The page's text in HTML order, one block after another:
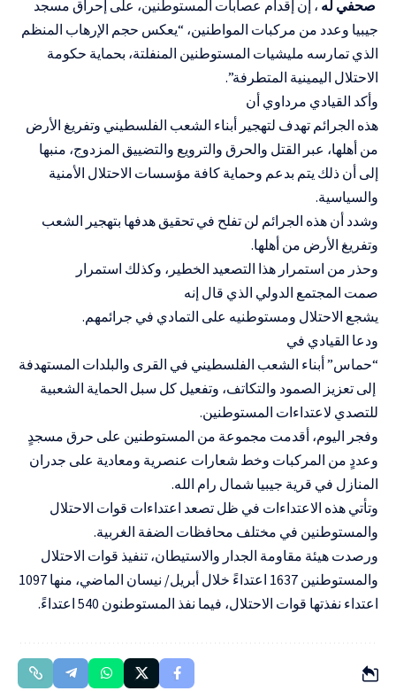
صحفي له ، إن إقدام عصابات المستوطنين، على إحراق مسجد
جيبيا وعدد من مركبات المواطنين، “يعكس حجم الإرهاب المنظم
الذي تمارسه مليشيات المستوطنين المنفلتة، بحماية حكومة
الاحتلال اليمينية المتطرفة”.
وأكد القيادي مرداوي أن
هذه الجرائم تهدف لتهجير أبناء الشعب الفلسطيني وتفريغ الأرض
من أهلها، عبر القتل والحرق والترويع والتضييق المزدوج، منبها
إلى أن ذلك يتم بدعم وحماية كافة مؤسسات الاحتلال الأمنية
والسياسية.
وشدد أن هذه الجرائم لن تفلح في تحقيق هدفها بتهجير الشعب
وتفريغ الأرض من أهلها.
وحذر من استمرار هذا التصعيد الخطير، وكذلك استمرار
صمت المجتمع الدولي الذي قال إنه
يشجع الاحتلال ومستوطنيه على التمادي في جرائمهم.
ودعا القيادي في
“حماس”أبناء الشعب الفلسطيني في القرى والبلدات المستهدفة
إلى تعزيز الصمود والتكاتف، وتفعيل كل سبل الحماية الشعبية
للتصدي لاعتداءات المستوطنين.
وفجر اليوم، أقدمت مجموعة من المستوطنين على حرق مسجدٍ
وعددٍ من المركبات وخط شعارات عنصرية ومعادية على جدران
المنازل في قرية جيبيا شمال رام الله.
وتأتي هذه الاعتداءات في ظل تصعد اعتداءات قوات الاحتلال
والمستوطنين في مختلف محافظات الضفة الغربية.
ورصدت هيئة مقاومة الجدار والاستيطان، تنفيذ قوات الاحتلال
والمستوطنين 1637 اعتداءً خلال أبريل/ نيسان الماضي، منها 1097
اعتداء نفذتها قوات الاحتلال، فيما نفذ المستوطنون 540 اعتداءً.